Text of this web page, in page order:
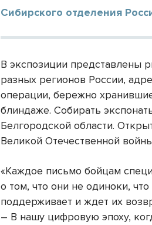
Сибирского отделения
В экспозиции представлены
разных регионов России,
операции, бережно
блиндаже. Собирать
Белгородской области.
Великой Отечественной
«Каждое письмо бойцам
о том, что они не одиноки,
поддерживает и ждет их
– В нашу цифровую эпоху,